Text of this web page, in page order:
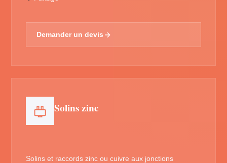
Demander un devis
Solins zinc
Solins et raccords zinc ou cuivre aux jonctions